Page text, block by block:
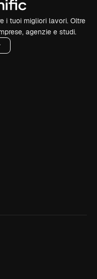
i tuoi migliori lavori. Oltre
agenzie e studi.